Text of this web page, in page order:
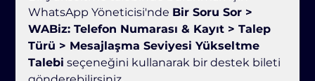
WhatsApp Yöneticisi'nde Bir Soru Sor >
WABiz: Telefon Numarası & Kayıt > Talep
Türü > Mesajlaşma Seviyesi Yükseltme
Talebi seçeneğini kullanarak bir destek bileti